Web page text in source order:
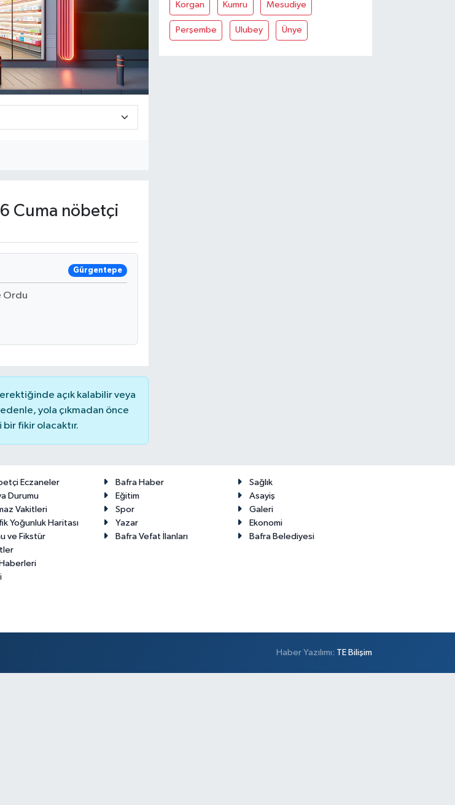
Cuma nöbetçi
Gürgentepe
Ordu
açık kalabilir veya
yola çıkmadan önce
fikir olacaktır.
Korgan Kumru Mesudiye
Perşembe Ulubey Ünye
Eczaneler
Durumu
Vakitleri
Yoğunluk Haritası
ve Fikstür
Bafra Haber
Sağlık
Eğitim
Asayiş
Spor
Galeri
Yazar
Ekonomi
Bafra Vefat İlanları
Bafra Belediyesi
Haber Yazılımı: TE Bilişim